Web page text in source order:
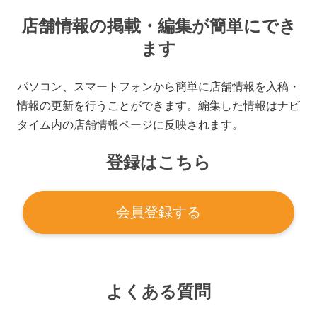
店舗情報の掲載・編集が簡単にでき
ます
パソコン、スマートフォンから簡単に店舗情報を入稿・
情報の更新を行うことができます。編集した情報はナビ
タイム内の店舗情報ページに反映されます。
登録はこちら
会員登録する
よくある質問